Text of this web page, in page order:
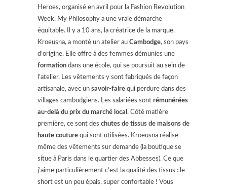
Heroes, organisé en avril pour la Fashion Revolution
Week. My Philosophy a une vraie démarche
équitable. Il y a 10 ans, la créatrice de la marque,
Kroeusna, a monté un atelier au Cambodge, son pays
d’origine. Elle offre à des femmes démunies une
formation dans une école, qui se poursuit au sein de
l’atelier. Les vêtements y sont fabriqués de façon
artisanale, avec un savoir-faire qui perdure dans des
villages cambodgiens. Les salariées sont rémunérées
au-delà du prix du marché local . Côté matière
première, ce sont des chutes de tissus de maisons de
haute couture qui sont utilisées. Kroeusna réalise
même des vêtements sur demande (la boutique se
situe à Paris dans le quartier des Abbesses). Ce que
j’aime particulièrement c’est la qualité des tissus : le
short est un peu épais, super confortable ! Vous